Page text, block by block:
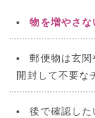
物を増やさ
郵便物は玄
開封して不要な
後で確認した